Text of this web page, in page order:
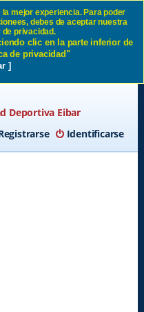
Off topic SD
Deportiva Eibar
Identificarse
mejor experiencia. Para poder
debes de aceptar nuestra
privacidad.
clic en la parte inferior de
de privacidad"
]